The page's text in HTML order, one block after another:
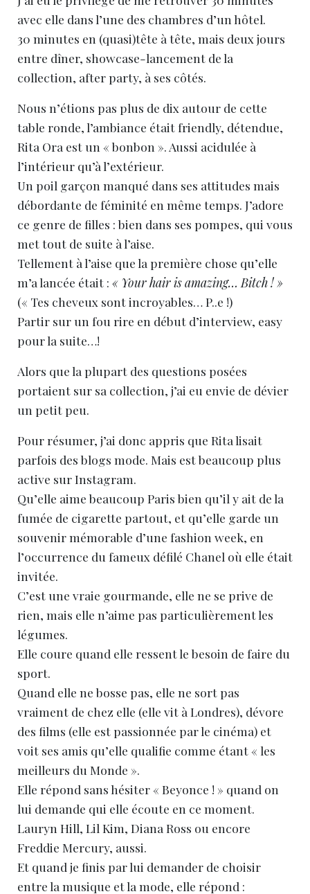
avec elle dans l’une des chambres d’un hôtel.
30 minutes en (quasi)tête à tête, mais deux jours
entre dîner, showcase-lancement de la
collection, after party, à ses côtés.
Nous n’étions pas plus de dix autour de cette
table ronde, l’ambiance était friendly, détendue,
Rita Ora est un « bonbon ». Aussi acidulée à
l’intérieur qu’à l’extérieur.
Un poil garçon manqué dans ses attitudes mais
débordante de féminité en même temps. J’adore
ce genre de filles : bien dans ses pompes, qui vous
met tout de suite à l’aise.
Tellement à l’aise que la première chose qu’elle
m’a lancée était : « Your hair is amazing… Bitch ! »
(« Tes cheveux sont incroyables… P..e !)
Partir sur un fou rire en début d’interview, easy
pour la suite…!
Alors que la plupart des questions posées
portaient sur sa collection, j’ai eu envie de dévier
un petit peu.
Pour résumer, j’ai donc appris que Rita lisait
parfois des blogs mode. Mais est beaucoup plus
active sur Instagram.
Qu’elle aime beaucoup Paris bien qu’il y ait de la
fumée de cigarette partout, et qu’elle garde un
souvenir mémorable d’une fashion week, en
l’occurrence du fameux défilé Chanel où elle était
invitée.
C’est une vraie gourmande, elle ne se prive de
rien, mais elle n’aime pas particulièrement les
légumes.
Elle coure quand elle ressent le besoin de faire du
sport.
Quand elle ne bosse pas, elle ne sort pas
vraiment de chez elle (elle vit à Londres), dévore
des films (elle est passionnée par le cinéma) et
voit ses amis qu’elle qualifie comme étant « les
meilleurs du Monde ».
Elle répond sans hésiter « Beyonce ! » quand on
lui demande qui elle écoute en ce moment.
Lauryn Hill, Lil Kim, Diana Ross ou encore
Freddie Mercury, aussi.
Et quand je finis par lui demander de choisir
entre la musique et la mode, elle répond :